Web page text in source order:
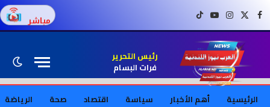
فيسبوكX (Twitter)
إنستغراميوتيوبتيك توك مباشر
رئيس التحرير
فرات البسام
الرئيسية أهم الأخبار سياسة اقتصاد صحة الرياضة